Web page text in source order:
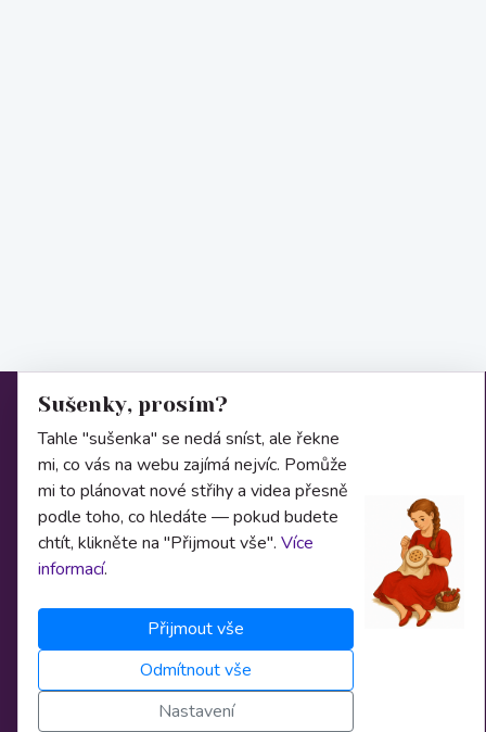
Informace
O nás
Obchodní podmínky
Nastavení cookies
Bankovní spojení
Licence
Sušenky, prosím?
Tahle "sušenka" se nedá sníst, ale řekne
mi, co vás na webu zajímá nejvíc. Pomůže
mi to plánovat nové střihy a videa přesně
podle toho, co hledáte — pokud budete
chtít, klikněte na "Přijmout vše". Více
informací.
Přijmout vše
Odmítnout vše
Nastavení